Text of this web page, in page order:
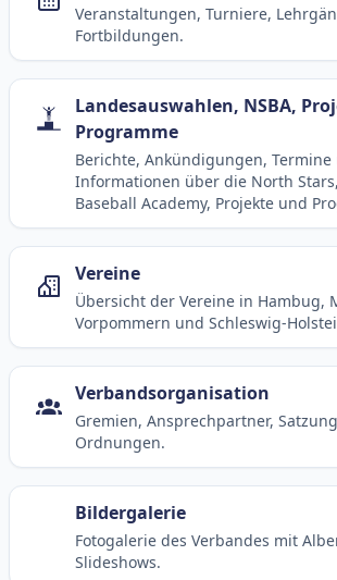
Veranstaltungen, Turniere,
Fortbildungen.
Landesauswahlen, NSBA,
Programme
Berichte, Ankündigungen, Termine
Informationen über die North
Baseball Academy, Projekte und
Vereine
Übersicht der Vereine in Hambug,
Vorpommern und Schleswig-
Verbandsorganisation
Gremien, Ansprechpartner,
Ordnungen.
Bildergalerie
Fotogalerie des Verbandes mit
Slideshows.